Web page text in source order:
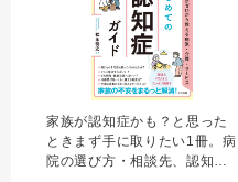
家族が認知症かも？と思った
ときまず手に取りたい1冊。病
院の選び方・相談先、認知症